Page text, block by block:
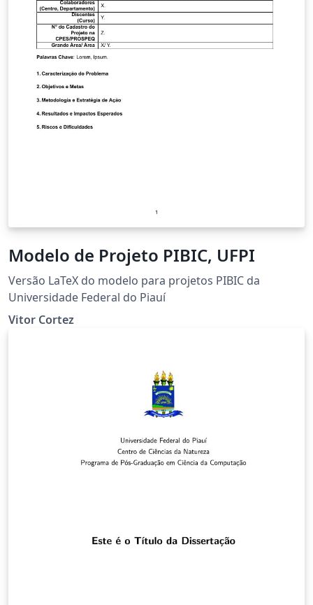
Modelo de Projeto PIBIC, UFPI
Versão LaTeX do modelo para projetos PIBIC da
Universidade Federal do Piauí
Vitor Cortez